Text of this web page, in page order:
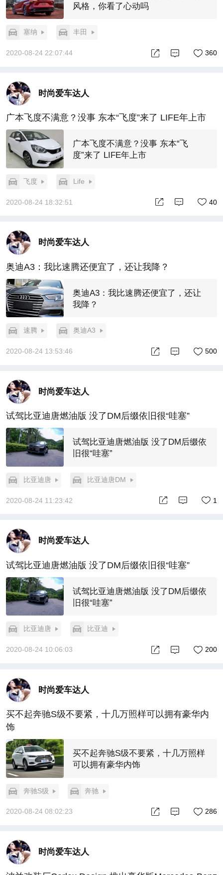
风格，你看了心动吗
塞纳 丰田
2020-08-24 22:07:44 360
时尚爱车达人
广本飞度不满意？没事 东本“飞度”来了 LIFE年上市
广本飞度不满意？没事 东本“飞
度”来了 LIFE年上市
飞度 Life
2020-08-24 18:32:51 40
时尚爱车达人
奥迪A3：我比速腾还便宜了，还让我降？
奥迪A3：我比速腾还便宜了，还让
我降？
速腾 奥迪A3
2020-08-24 13:53:46 500
时尚爱车达人
试驾比亚迪唐燃油版 没了DM后缀依旧很“哇塞”
试驾比亚迪唐燃油版 没了DM后缀依
旧很“哇塞”
比亚迪唐 比亚迪唐DM
2020-08-24 11:23:42 1
时尚爱车达人
试驾比亚迪唐燃油版 没了DM后缀依旧很“哇塞”
试驾比亚迪唐燃油版 没了DM后缀依
旧很“哇塞”
比亚迪唐 比亚迪
2020-08-24 10:06:03 200
时尚爱车达人
买不起奔驰S级不要紧，十几万照样可以拥有豪华内
饰
买不起奔驰S级不要紧，十几万照样
可以拥有豪华内饰
奔驰S级 奔驰
2020-08-24 08:02:23 286
时尚爱车达人